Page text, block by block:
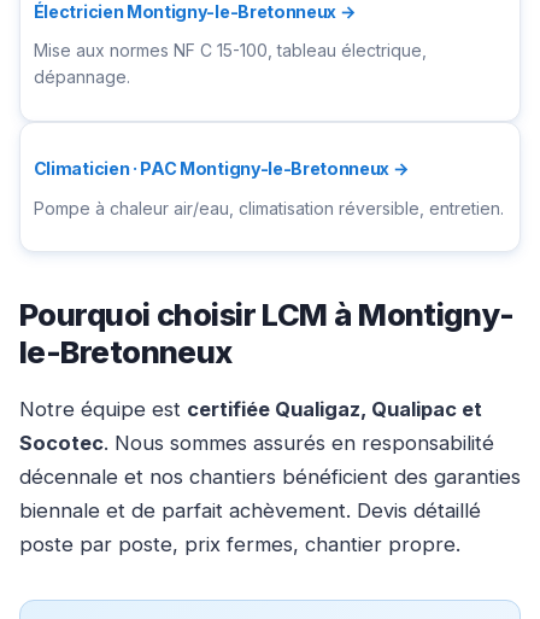
Électricien Montigny-le-Bretonneux →
Mise aux normes NF C 15-100, tableau électrique,
dépannage.
Climaticien · PAC Montigny-le-Bretonneux →
Pompe à chaleur air/eau, climatisation réversible, entretien.
Pourquoi choisir LCM à Montigny-
le-Bretonneux
Notre équipe est certifiée Qualigaz, Qualipac et
Socotec. Nous sommes assurés en responsabilité
décennale et nos chantiers bénéficient des garanties
biennale et de parfait achèvement. Devis détaillé
poste par poste, prix fermes, chantier propre.